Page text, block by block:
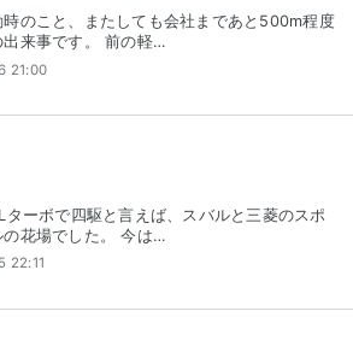
時のこと、またしても会社まであと500m程度
出来事です。 前の軽…
21:00
ターボで四駆と言えば、スバルと三菱のスポ
の花場でした。 今は…
22:11